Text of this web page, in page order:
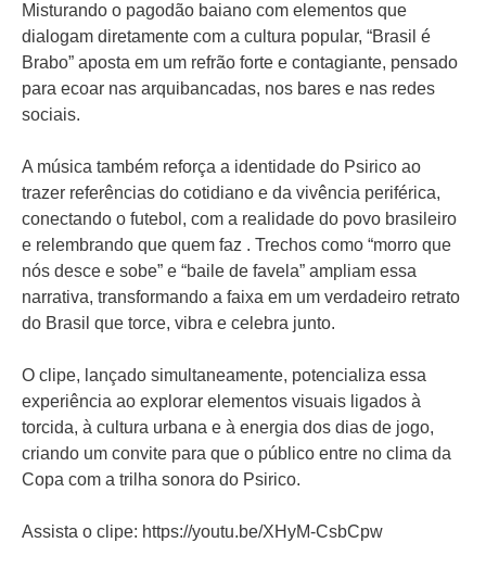
Misturando o pagodão baiano com elementos que
dialogam diretamente com a cultura popular, “Brasil é
Brabo” aposta em um refrão forte e contagiante, pensado
para ecoar nas arquibancadas, nos bares e nas redes
sociais.
A música também reforça a identidade do Psirico ao
trazer referências do cotidiano e da vivência periférica,
conectando o futebol, com a realidade do povo brasileiro
e relembrando que quem faz . Trechos como “morro que
nós desce e sobe” e “baile de favela” ampliam essa
narrativa, transformando a faixa em um verdadeiro retrato
do Brasil que torce, vibra e celebra junto.
O clipe, lançado simultaneamente, potencializa essa
experiência ao explorar elementos visuais ligados à
torcida, à cultura urbana e à energia dos dias de jogo,
criando um convite para que o público entre no clima da
Copa com a trilha sonora do Psirico.
Assista o clipe: https://youtu.be/XHyM-CsbCpw